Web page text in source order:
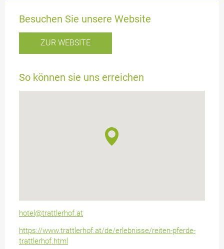
Besuchen Sie unsere Website
ZUR WEBSITE
So können sie uns erreichen
hotel@trattlerhof.at
https://www.trattlerhof.at/de/erlebnisse/reiten-pferde-
trattlerhof.html